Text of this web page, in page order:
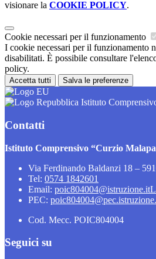
visionare la COOKIE POLICY.
Cookie necessari per il funzionamento
I cookie necessari per il funzionamento
disabilitati. È possibile consultare
policy.
Accetta tutti Salva le preferenze
Istituto
Contatti
Istituto Comprensivo “Curzio
Via Ferdinando Baldanzi 18 –
Tel: 0574 1842601
Email: poic804004@istruzione.it
PEC:
Cod. Mecc. POIC804004
Seguici su